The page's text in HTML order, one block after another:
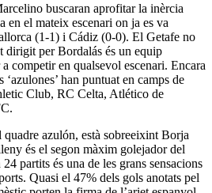
buscaran aprofitar la inèrcia
el mateix escenari on ja es va
(1-1) i Cádiz (0-0). El Getafe no
dirigit per Bordalás és un equip
competir en qualsevol escenari. Encara
‘azulones’ han puntuat en camps de
Club, RC Celta, Atlético de
azulón, està sobreeixint Borja
és el segon màxim golejador del
partits és una de les grans sensacions
Quasi el 47% dels gols anotats pel